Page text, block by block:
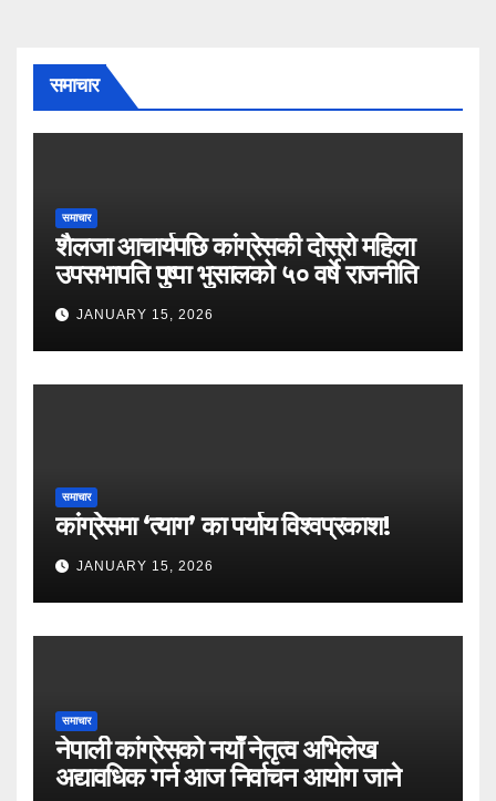
समाचार
समाचार
शैलजा आचार्यपछि कांग्रेसकी दोस्रो महिला
उपसभापति पुष्पा भुसालको ५० वर्षे राजनीति
JANUARY 15, 2026
समाचार
कांग्रेसमा ‘त्याग’ का पर्याय विश्वप्रकाश!
JANUARY 15, 2026
समाचार
नेपाली कांग्रेसको नयाँ नेतृत्व अभिलेख
अद्यावधिक गर्न आज निर्वाचन आयोग जाने